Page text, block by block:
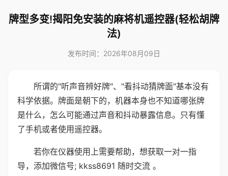
牌型多变!揭阳免安装的麻将机遥控器(轻松胡牌
法)
发布时间：2026年08月09日
所谓的"听声音辨好牌"、"看抖动猜牌面"基本没有
科学依据。牌面是朝下的，机器本身也不知道哪张牌
是什么，怎么可能通过声音和抖动暴露信息。只有懂
了手机或者使用遥控器。
若你在仪器使用上需要帮助，想获取一对一指
导，添加微信号; kkss8691 随时交流 。